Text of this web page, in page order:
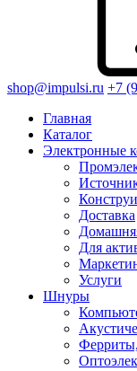
shop@impulsi.ru +7
Главная
Каталог
Электронные
Доставка
Для
Услуги
Шнуры